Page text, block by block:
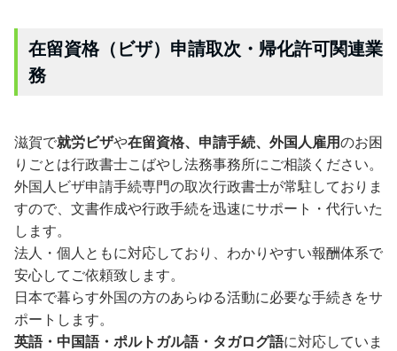
在留資格（ビザ）申請取次・帰化許可関連業
務
滋賀で就労ビザや在留資格、申請手続、外国人雇用のお困
りごとは行政書士こばやし法務事務所にご相談ください。
外国人ビザ申請手続専門の取次行政書士が常駐しておりま
すので、文書作成や行政手続を迅速にサポート・代行いた
します。
法人・個人ともに対応しており、わかりやすい報酬体系で
安心してご依頼致します。
日本で暮らす外国の方のあらゆる活動に必要な手続きをサ
ポートします。
英語・中国語・ポルトガル語・タガログ語に対応していま